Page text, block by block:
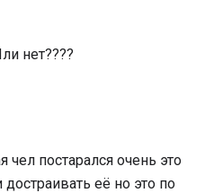
нет????
чел постарался очень это
её но это по